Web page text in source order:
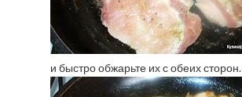
и быстро обжарьте их с обеих сторон.